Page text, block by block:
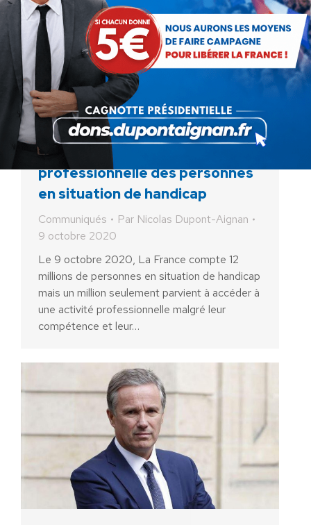
Nicolas Dupont-Aignan dépose
une proposition de loi pour
favoriser l’insertion
professionnelle des personnes
en situation de handicap
Communiqués Par Nicolas Dupont-Aignan
9 octobre 2020
Le 9 octobre 2020, La France compte 12
millions de personnes en situation de handicap
mais un million seulement parvient à accéder à
une activité professionnelle malgré leur
compétence et leur…